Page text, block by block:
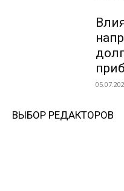
ВЫБОР РЕДАКТОРОВ